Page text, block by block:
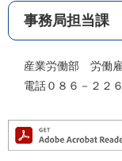
事務局担当課
産業労働部 労働
電話０８６－２２